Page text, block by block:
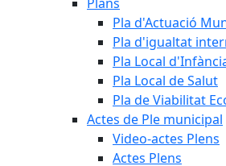
Pla d'Actuació
Pla d'igualtat
Pla Local
Pla Local de Salut
Pla de Viabilitat
Actes de Ple municipal
Video-actes Plens
Actes Plens